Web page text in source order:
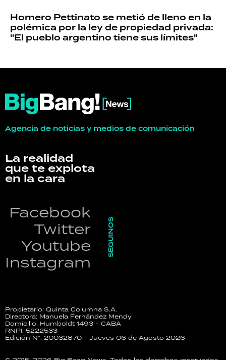
Homero Pettinato se metió de lleno en la
polémica por la ley de propiedad privada:
"El pueblo argentino tiene sus límites"
Agencia de noticias y medios de comunicación
La realidad
que te explota
en la cara
Facebook
Twitter
Youtube
Instagram
SEGUINOS
Propietario: Quinta Columna S.A.
Directora: Manuela Fernández Mendy
Domicilio: Humboldt 1493 - CABA
RNPI: 5222533
Edición N°: 20032870 - Jueves 06 de Agosto 2026